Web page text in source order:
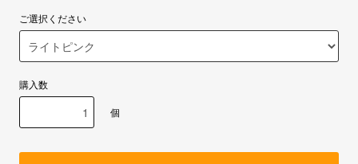
ご選択ください
購入数
個